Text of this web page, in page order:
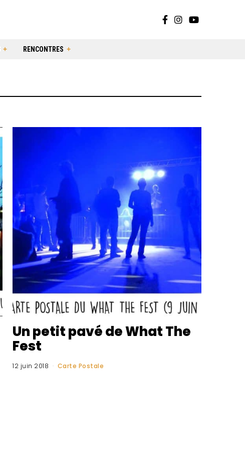
RENCONTRES
Un petit pavé de What The
Fest
12 juin 2018 Carte Postale